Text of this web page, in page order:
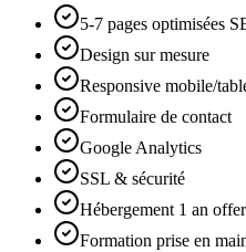
5-7 pages optimisées
Design sur mesure
Responsive mobile/
Formulaire de contact
Google Analytics
SSL & sécurité
Hébergement 1 an
Formation prise en